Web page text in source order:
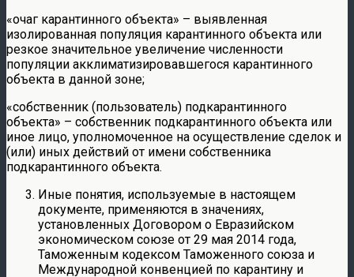
«очаг карантинного объекта» – выявленная
изолированная популяция карантинного объекта или
резкое значительное увеличение численности
популяции акклиматизировавшегося карантинного
объекта в данной зоне;
«собственник (пользователь) подкарантинного
объекта» – собственник подкарантинного объекта или
иное лицо, уполномоченное на осуществление сделок и
(или) иных действий от имени собственника
подкарантинного объекта.
Иные понятия, используемые в настоящем
документе, применяются в значениях,
установленных Договором о Евразийском
экономическом союзе от 29 мая 2014 года,
Таможенным кодексом Таможенного союза и
Международной конвенцией по карантину и